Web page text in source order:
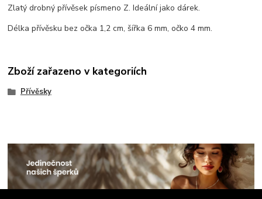
Zlatý drobný přívěsek písmeno Z. Ideální jako dárek.
Délka přívěsku bez očka 1,2 cm, šířka 6 mm, očko 4 mm.
Zboží zařazeno v kategoriích
Přívěsky